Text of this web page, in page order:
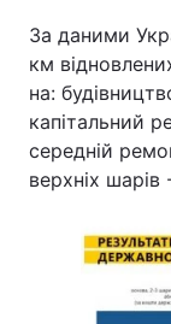
За даними
км
на:
капітальний
середній
верхніх